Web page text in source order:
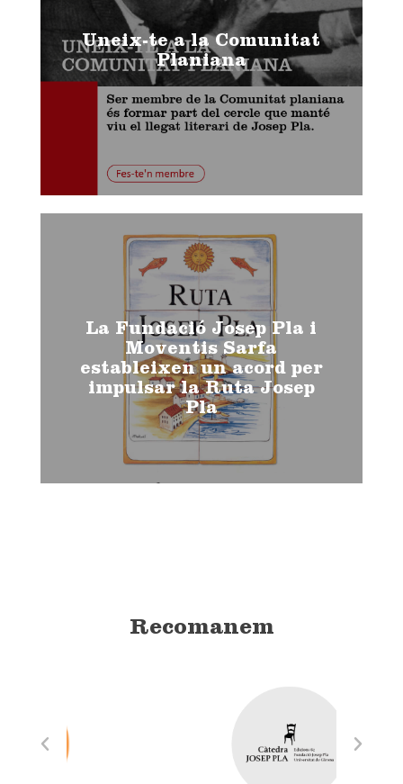
Uneix-te a la Comunitat
Planiana
La Fundació Josep Pla i
Moventis Sarfa
estableixen un acord per
impulsar la Ruta Josep
Pla
Recomanem